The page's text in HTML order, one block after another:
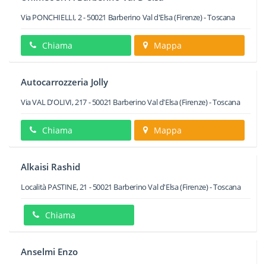
Via PONCHIELLI, 2-50021 Barberino Val d'Elsa(Firenze) -Toscana
Chiama Mappa
Autocarrozzeria Jolly
Via VAL D'OLIVI, 217-50021 Barberino Val d'Elsa(Firenze) -Toscana
Chiama Mappa
Alkaisi Rashid
Località PASTINE, 21 -50021 Barberino Val d'Elsa(Firenze) -Toscana
Chiama
Anselmi Enzo